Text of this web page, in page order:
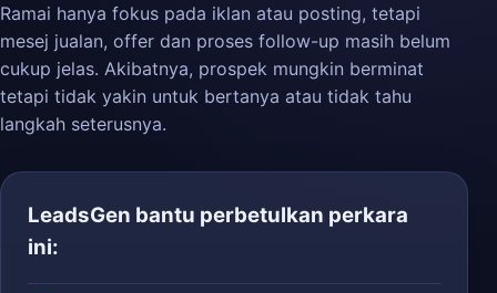
Ramai hanya fokus pada iklan atau posting, tetapi
mesej jualan, offer dan proses follow-up masih belum
cukup jelas. Akibatnya, prospek mungkin berminat
tetapi tidak yakin untuk bertanya atau tidak tahu
langkah seterusnya.
LeadsGen bantu perbetulkan perkara
ini: